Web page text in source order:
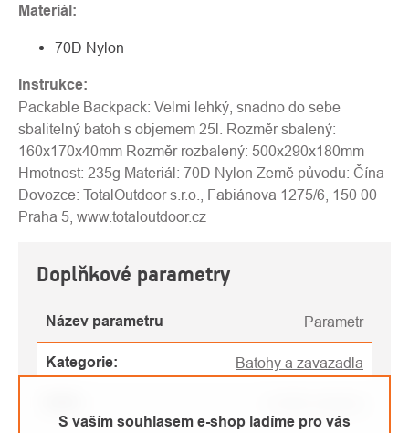
S vaším souhlasem e-shop ladíme pro vás
Materiál:
70D Nylon
Instrukce:
Packable Backpack: Velmi lehký, snadno do sebe
sbalitelný batoh s objemem 25l. Rozměr sbalený:
160x170x40mm Rozměr rozbalený: 500x290x180mm
Hmotnost: 235g Materiál: 70D Nylon Země původu: Čína
Dovozce: TotalOutdoor s.r.o., Fabiánova 1275/6, 150 00
Praha 5, www.totaloutdoor.cz
Doplňkové parametry
Název parametru Parametr
Kategorie: Batohy a zavazadla